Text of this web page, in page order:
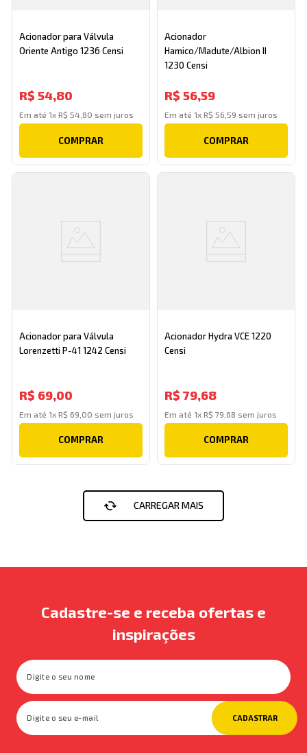
Acionador para Válvula
Oriente Antigo 1236 Censi
R$ 54,80
Em até 1xR$ 54 80 sem juros
COMPRAR
Acionador
Hamico/Madute/Albion II
1230 Censi
R$ 56,59
Em até 1x R$ 56 59 sem juros
COMPRAR
Acionador para Válvula
Lorenzetti P-41 1242 Censi
R$ 69,00
Em até 1xR$ 69 00 sem juros
COMPRAR
Acionador Hydra VCE 1220
Censi
R$ 79,68
Em até 1x R$ 79 68 sem juros
COMPRAR
Cadastre-se e receba ofertas e
inspirações
CADASTRAR